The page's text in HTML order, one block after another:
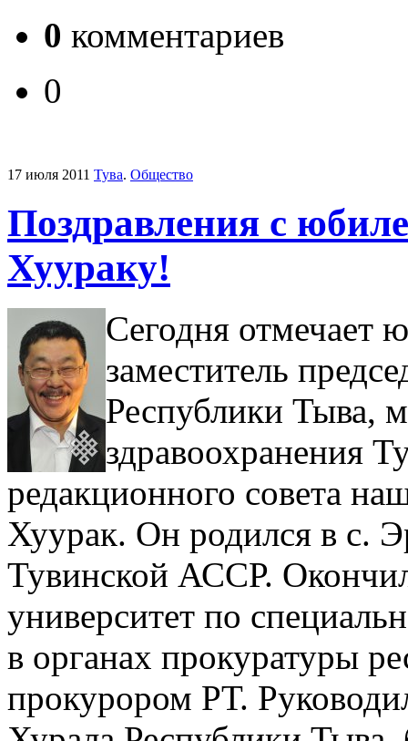
0 комментариев
0
17 июля 2011 Тува. Общество
Поздравления с
Хуураку!
Сегодня отмечает
заместитель
Республики Тыва,
здравоохранения
редакционного совета
Хуурак. Он родился в с.
Тувинской АССР.
университет по
в органах прокуратуры
прокурором РТ.